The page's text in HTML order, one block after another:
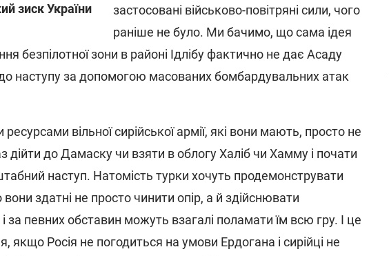
зиск України
застосовані військово-повітряні сили, чого
раніше не було. Ми бачимо, що сама ідея
безпілотної зони в районі Ідлібу фактично не дає Асаду
наступу за допомогою масованих бомбардувальних атак
вільної сирійської армії, які вони мають, просто не
дійти до Дамаску чи взяти в облогу Халіб чи Хамму і почати
наступ. Натомість турки хочуть продемонструвати
здатні не просто чинити опір, а й здійснювати
за певних обставин можуть взагалі поламати їм всю гру. І це
якщо Росія не погодиться на умови Ердогана і сирійці не